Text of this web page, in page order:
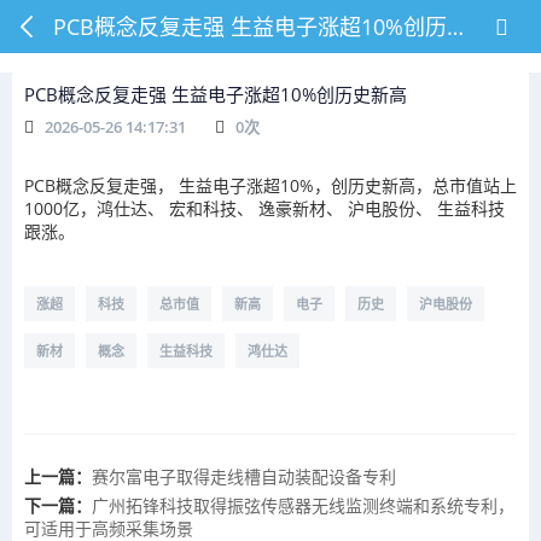
PCB概念反复走强 生益电子涨超10%创历史新高
PCB概念反复走强 生益电子涨超10%创历史新高
2026-05-26 14:17:31 0次
PCB概念反复走强， 生益电子涨超10%，创历史新高，总市值站上
1000亿，鸿仕达、 宏和科技、 逸豪新材、 沪电股份、 生益科技
跟涨。
涨超 科技 总市值 新高 电子 历史 沪电股份
新材 概念 生益科技 鸿仕达
上一篇： 赛尔富电子取得走线槽自动装配设备专利
下一篇： 广州拓锋科技取得振弦传感器无线监测终端和系统专利，
可适用于高频采集场景